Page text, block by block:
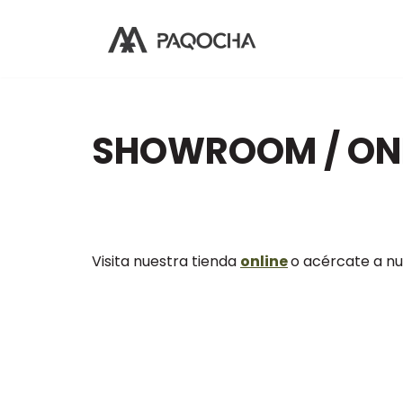
SHOWROOM /
Visita nuestra tienda onlineo acércate a